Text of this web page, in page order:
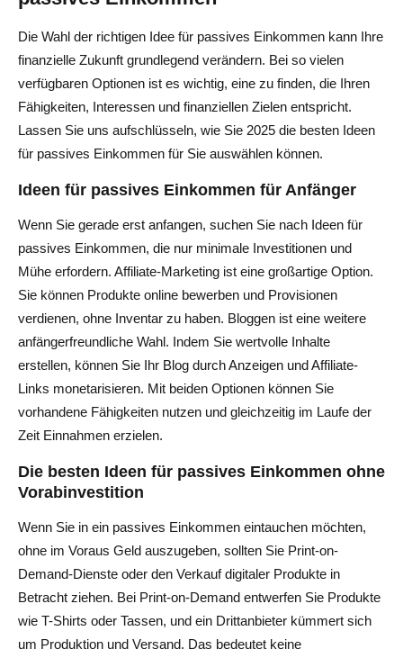
Die Wahl der richtigen Idee für passives Einkommen kann Ihre
finanzielle Zukunft grundlegend verändern. Bei so vielen
verfügbaren Optionen ist es wichtig, eine zu finden, die Ihren
Fähigkeiten, Interessen und finanziellen Zielen entspricht.
Lassen Sie uns aufschlüsseln, wie Sie 2025 die besten Ideen
für passives Einkommen für Sie auswählen können.
Ideen für passives Einkommen für Anfänger
Wenn Sie gerade erst anfangen, suchen Sie nach Ideen für
passives Einkommen, die nur minimale Investitionen und
Mühe erfordern. Affiliate-Marketing ist eine großartige Option.
Sie können Produkte online bewerben und Provisionen
verdienen, ohne Inventar zu haben. Bloggen ist eine weitere
anfängerfreundliche Wahl. Indem Sie wertvolle Inhalte
erstellen, können Sie Ihr Blog durch Anzeigen und Affiliate-
Links monetarisieren. Mit beiden Optionen können Sie
vorhandene Fähigkeiten nutzen und gleichzeitig im Laufe der
Zeit Einnahmen erzielen.
Die besten Ideen für passives Einkommen ohne
Vorabinvestition
Wenn Sie in ein passives Einkommen eintauchen möchten,
ohne im Voraus Geld auszugeben, sollten Sie Print-on-
Demand-Dienste oder den Verkauf digitaler Produkte in
Betracht ziehen. Bei Print-on-Demand entwerfen Sie Produkte
wie T-Shirts oder Tassen, und ein Drittanbieter kümmert sich
um Produktion und Versand. Das bedeutet keine